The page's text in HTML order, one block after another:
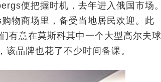
便把握时机，去年进入俄国市场。
物商场里，备受当地居民欢迎。此
有意在莫斯科其中一个大型高尔夫球
品牌也花了不少时间备课。